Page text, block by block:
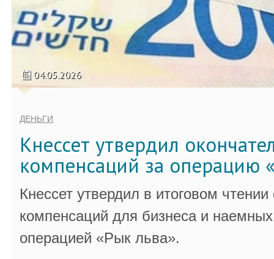
04.05.2026
ДЕНЬГИ
Кнессет утвердил
компенсаций за операцию
Кнессет утвердил в итоговом
компенсаций для бизнеса и
операцией «Рык льва».